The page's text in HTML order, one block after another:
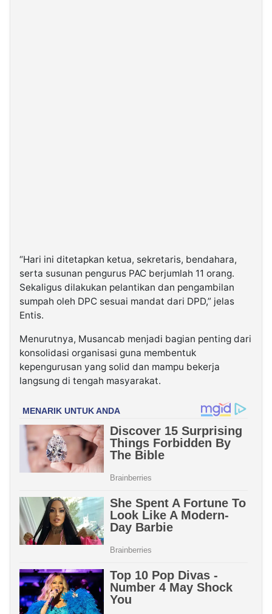
“Hari ini ditetapkan ketua, sekretaris, bendahara,
serta susunan pengurus PAC berjumlah 11 orang.
Sekaligus dilakukan pelantikan dan pengambilan
sumpah oleh DPC sesuai mandat dari DPD,” jelas
Entis.
Menurutnya, Musancab menjadi bagian penting dari
konsolidasi organisasi guna membentuk
kepengurusan yang solid dan mampu bekerja
langsung di tengah masyarakat.